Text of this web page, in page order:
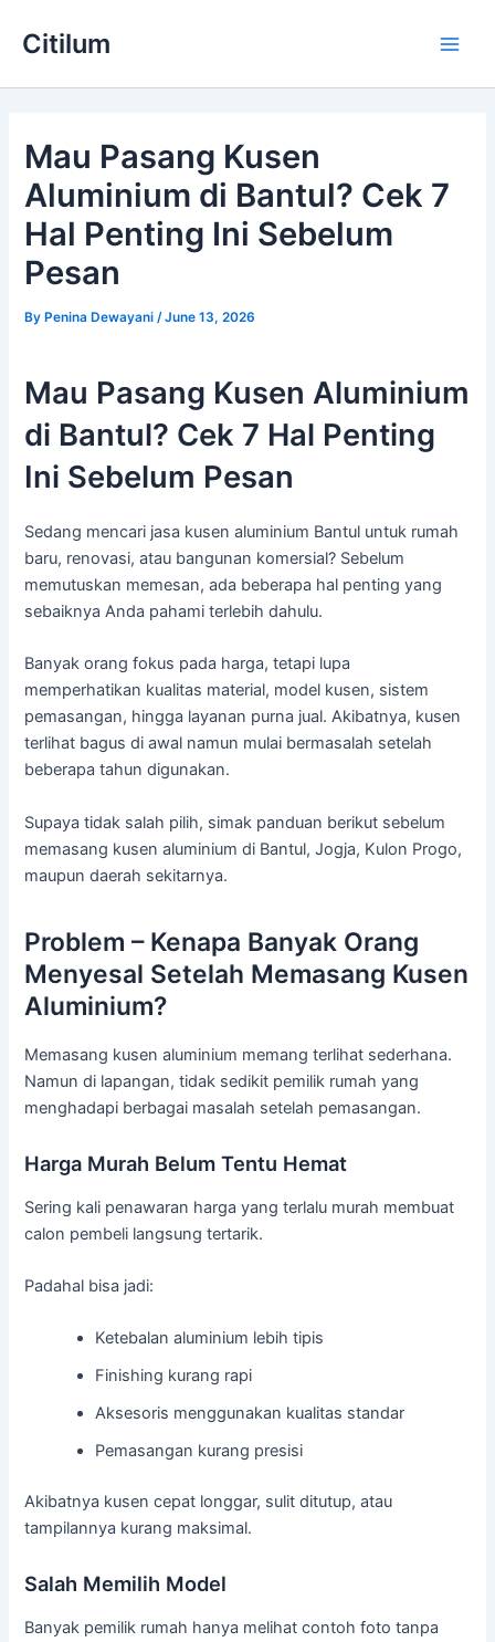
Citilum
Mau Pasang Kusen
Aluminium di Bantul? Cek 7
Hal Penting Ini Sebelum
Pesan
ByPenina Dewayani /June 13, 2026
Mau Pasang Kusen Aluminium
di Bantul? Cek 7 Hal Penting
Ini Sebelum Pesan
Sedang mencari jasa kusen aluminium Bantul untuk rumah
baru, renovasi, atau bangunan komersial? Sebelum
memutuskan memesan, ada beberapa hal penting yang
sebaiknya Anda pahami terlebih dahulu.
Banyak orang fokus pada harga, tetapi lupa
memperhatikan kualitas material, model kusen, sistem
pemasangan, hingga layanan purna jual. Akibatnya, kusen
terlihat bagus di awal namun mulai bermasalah setelah
beberapa tahun digunakan.
Supaya tidak salah pilih, simak panduan berikut sebelum
memasang kusen aluminium di Bantul, Jogja, Kulon Progo,
maupun daerah sekitarnya.
Problem – Kenapa Banyak Orang
Menyesal Setelah Memasang Kusen
Aluminium?
Memasang kusen aluminium memang terlihat sederhana.
Namun di lapangan, tidak sedikit pemilik rumah yang
menghadapi berbagai masalah setelah pemasangan.
Harga Murah Belum Tentu Hemat
Sering kali penawaran harga yang terlalu murah membuat
calon pembeli langsung tertarik.
Padahal bisa jadi:
Ketebalan aluminium lebih tipis
Finishing kurang rapi
Aksesoris menggunakan kualitas standar
Pemasangan kurang presisi
Akibatnya kusen cepat longgar, sulit ditutup, atau
tampilannya kurang maksimal.
Salah Memilih Model
Banyak pemilik rumah hanya melihat contoh foto tanpa